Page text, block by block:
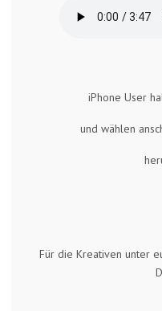
iPhone User
und wählen
Für die Kreativen unter